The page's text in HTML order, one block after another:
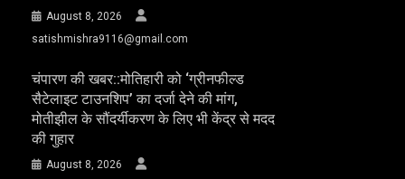
August 8, 2026
satishmishra9116@gmail.com
चंपारण की खबर::मोतिहारी को ‘ग्रीनफील्ड
सैटेलाइट टाउनशिप’ का दर्जा देने की मांग,
मोतीझील के सौंदर्यीकरण के लिए भी केंद्र से मदद
की गुहार
August 8, 2026